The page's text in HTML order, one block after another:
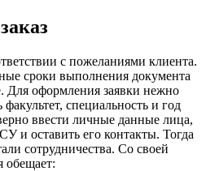
с пожеланиями клиента.
сроки выполнения документа
Для оформления заявки нежно
специальность и год
ввести личные данные лица,
и оставить его контакты. Тогда
сотрудничества. Со своей
обещает: